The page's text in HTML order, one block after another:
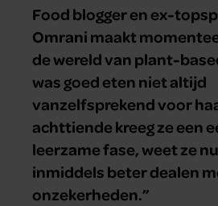
Food blogger en ex-
Omrani maakt
de wereld van plant-
was goed eten niet altijd
vanzelfsprekend voor
achttiende kreeg ze een
leerzame fase, weet ze
inmiddels beter dealen
onzekerheden.”